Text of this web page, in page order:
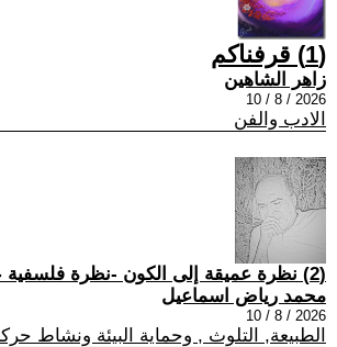
(1) قرفناكم
زاهر الشاهين
2026 / 8 / 10
الادب والفن
(2) نظرة عميقة إلى الكون -نظرة فلسفية علمية-
محمد رياض اسماعيل
2026 / 8 / 10
الطبيعة, التلوث , وحماية البيئة ونشاط